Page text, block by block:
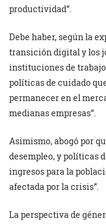
productividad”.
Debe haber, según la
transición digital y los
instituciones de
políticas de cuidado
permanecer en el
medianas empresas”.
Asimismo, abogó por
desempleo, y políticas
ingresos para la
afectada por la crisis”.
La perspectiva de